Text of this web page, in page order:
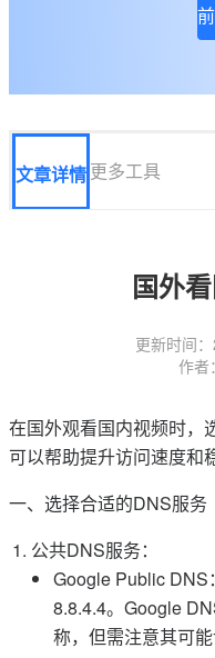
文章详情更多工具
国外
更新时间
作者
在国外观看国内视频时，
可以帮助提升访问速度和
一、选择合适的DNS服务
公共DNS服务：
Google Public DNS
8.8.4.4。Google
称，但需注意其可